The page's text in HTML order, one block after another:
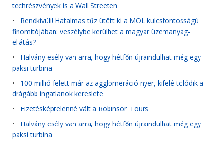
techrészvények is a Wall Streeten
• Rendkívüli! Hatalmas tűz ütött ki a MOL kulcsfontosságú
finomítójában: veszélybe kerülhet a magyar üzemanyag-
ellátás?
• Halvány esély van arra, hogy hétfőn újraindulhat még egy
paksi turbina
• 100 millió felett már az agglomeráció nyer, kifelé tolódik a
drágább ingatlanok kereslete
• Fizetésképtelenné vált a Robinson Tours
• Halvány esély van arra, hogy hétfőn újraindulhat még egy
paksi turbina